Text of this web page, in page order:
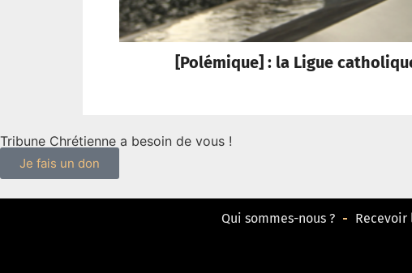
[Polémique] : la Ligue
Tribune Chrétienne a besoin de vous !
Je fais un don
Qui sommes-nous ?